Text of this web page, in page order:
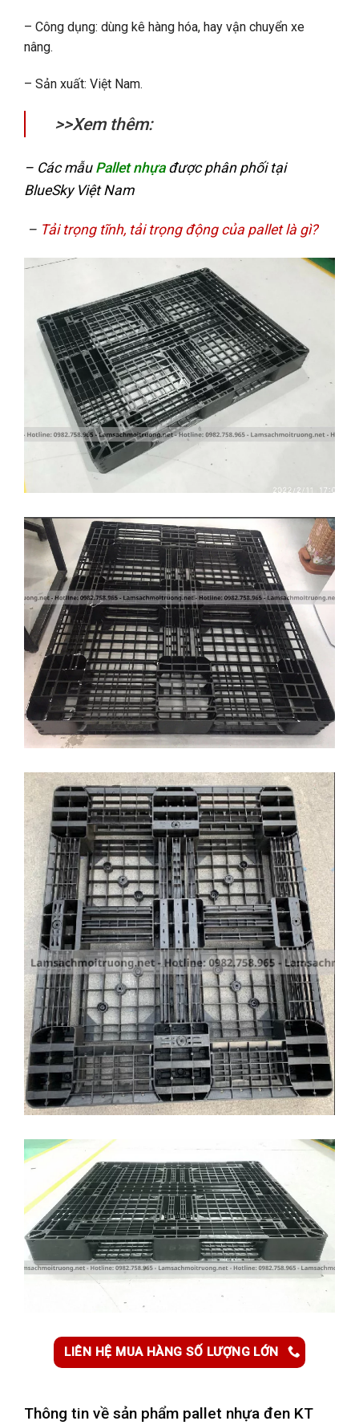
– Công dụng: dùng kê hàng hóa, hay vận chuyển xe
nâng.
– Sản xuất: Việt Nam.
>>Xem thêm:
– Các mẫu Pallet nhựa được phân phối tại
BlueSky Việt Nam
– Tải trọng tĩnh, tải trọng động của pallet là gì?
LIÊN HỆ MUA HÀNG SỐ LƯỢNG LỚN
Thông tin về sản phẩm pallet nhựa đen KT